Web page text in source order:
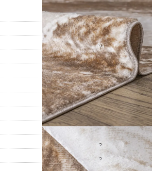
Бежевый
?
Турция
100%
Машинный
?
Средний
?
Хит-сет